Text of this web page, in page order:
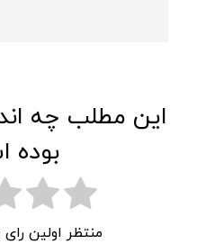
این مطلب چه
بوده
منتظر اولین